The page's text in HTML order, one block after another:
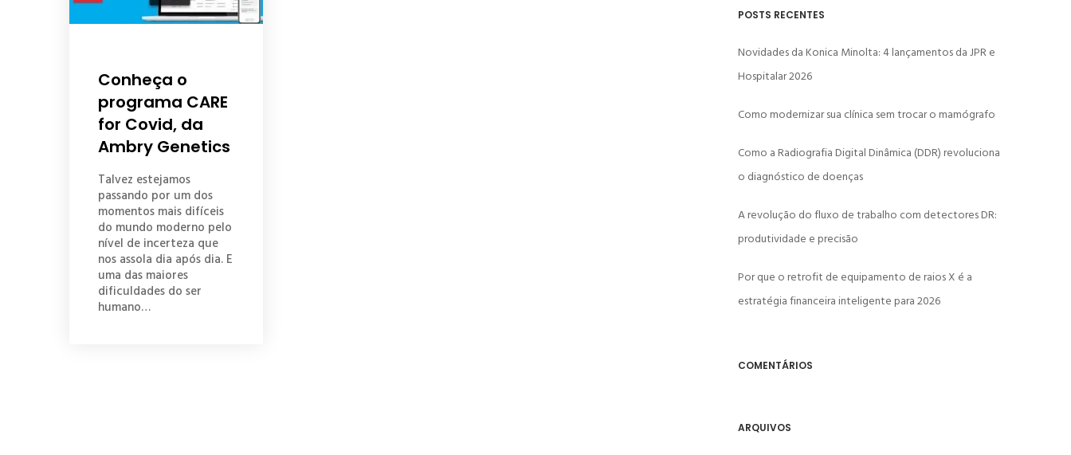
Conheça o
programa CARE
for Covid, da
Ambry Genetics
Talvez estejamos
passando por um dos
momentos mais difíceis
do mundo moderno pelo
nível de incerteza que
nos assola dia após dia. E
uma das maiores
dificuldades do ser
humano…
POSTS RECENTES
Novidades da Konica Minolta: 4 lançamentos da JPR e
Hospitalar 2026
Como modernizar sua clínica sem trocar o mamógrafo
Como a Radiografia Digital Dinâmica (DDR) revoluciona
o diagnóstico de doenças
A revolução do fluxo de trabalho com detectores DR:
produtividade e precisão
Por que o retrofit de equipamento de raios X é a
estratégia financeira inteligente para 2026
COMENTÁRIOS
ARQUIVOS